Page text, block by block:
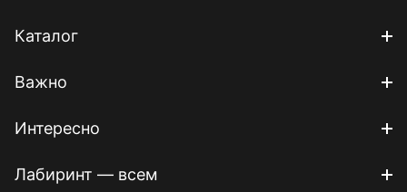
Каталог
Важно
Интересно
Лабиринт — всем